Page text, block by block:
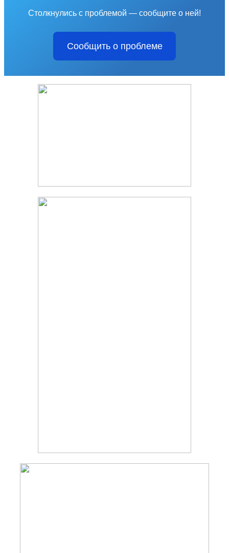
Столкнулись с проблемой — сообщите о ней!
Сообщить о проблеме